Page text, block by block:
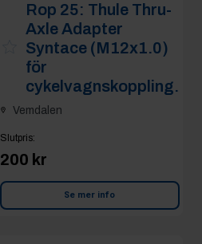
Rop 25: Thule Thru-
Axle Adapter
Syntace (M12x1.0)
för
cykelvagnskoppling.
Vemdalen
Slutpris:
200 kr
Se mer info